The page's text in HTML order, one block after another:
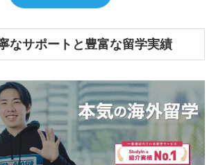
なサポートと豊富な留学実績